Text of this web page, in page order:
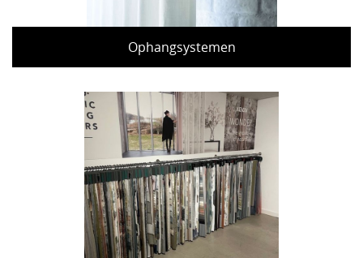
Ophangsystemen